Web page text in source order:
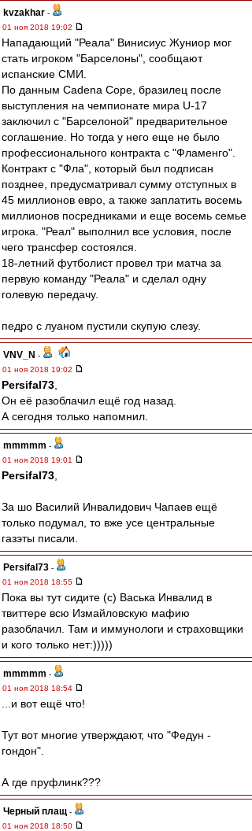
kvzakhar -
01 ноя 2018 19:02
Нападающий "Реала" Винисиус Жуниор мог
стать игроком "Барселоны", сообщают
испанские СМИ.
По данным Cadena Cope, бразилец после
выступления на чемпионате мира U-17
заключил с "Барселоной" предварительное
соглашение. Но тогда у него еще не было
профессионального контракта с "Фламенго".
Контракт с "Фла", который был подписан
позднее, предусматривал сумму отступных в
45 миллионов евро, а также заплатить восемь
миллионов посредниками и еще восемь семье
игрока. "Реал" выполнил все условия, после
чего трансфер состоялся.
18-летний футболист провел три матча за
первую команду "Реала" и сделал одну
голевую передачу.
педро с луаном пустили скупую слезу.
VNV_N -
01 ноя 2018 19:02
Persifal73
Он её разоблачил ещё год назад.
А сегодня только напомнил.
mmmmm -
01 ноя 2018 19:01
Persifal73
За шо Василий Инвалидович Чапаев ещё
только подумал, то вже усе центральные
газэты писали.
Persifal73 -
01 ноя 2018 18:55
Пока вы тут сидите (с) Васька Инвалид в
твиттере всю Измайловскую мафию
разоблачил. Там и иммунологи и страховщики
и кого только нет:)))))
mmmmm -
01 ноя 2018 18:54
...и вот ещё что!
Тут вот многие утверждают, что "Федун -
гондон".
А где пруфлинк???
Черный плащ -
01 ноя 2018 18:50